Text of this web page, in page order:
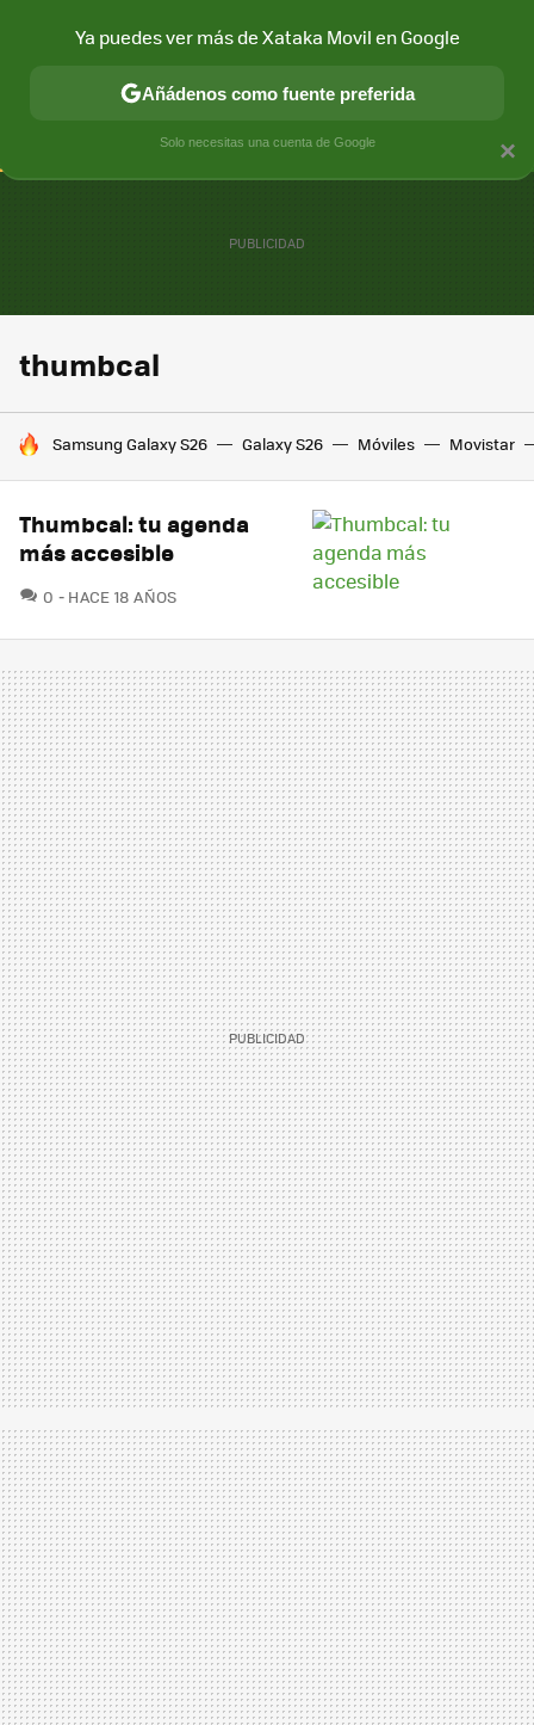
CONECTIVIDAD MÓVIL Y SOCIEDAD APLICACIONES
thumbcal
HOY SE HABLA DE
Samsung Galaxy S26 Galaxy S26 Móviles Movistar
Thumbcal: tu agenda
más accesible
0 COMENTARIOS
HACE 18 AÑOS
×
Ya puedes ver más de Xataka Movil en Google
Añádenos como fuente preferida
Solo necesitas una cuenta de Google